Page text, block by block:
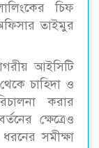
চিফ
তাইমুর
আইসিটি
চাহিদা ও
করার
ক্ষেত্রেও
সমীক্ষা